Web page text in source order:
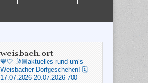
weisbach.ort
💙🤍 🤳🏼aktuelles rund um‘s
Weisbacher Dorfgeschehen! 🗓️
17.07.2026-20.07.2026 700